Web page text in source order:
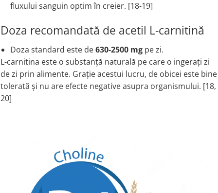
fluxului sanguin optim în creier. [18-19]
Doza recomandată de acetil L-carnitină
Doza standard este de630-2500 mg pe zi.
L-carnitina este o substanță naturală pe care o ingerați zi
de zi prin alimente. Grație acestui lucru, de obicei este bine
tolerată și nu are efecte negative asupra organismului. [18,
20]